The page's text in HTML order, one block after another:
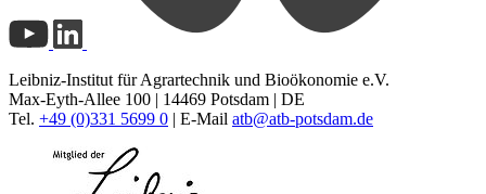
Leibniz-Institut für Agrartechnik und Bioökonomie e.V.
Max-Eyth-Allee 100 | 14469 Potsdam | DE
Tel. +49 (0)331 5699 0 | E-Mail atb@atb-potsdam.de